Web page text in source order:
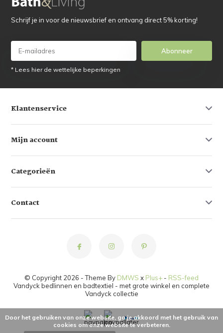
Schrijf je in voor de nieuwsbrief en ontvang direct 5% korting!
Abonneer
* Lees hier de wettelijke beperkingen
Klantenservice
Mijn account
Categorieën
Contact
© Copyright 2026 - Theme By DMWS x Plus+ - RSS-feed
Vandyck bedlinnen en badtextiel - met grote winkel en complete
Vandyck collectie
Door het gebruiken van onze website, ga je akkoord met het gebruik van
cookies om onze website te verbeteren.